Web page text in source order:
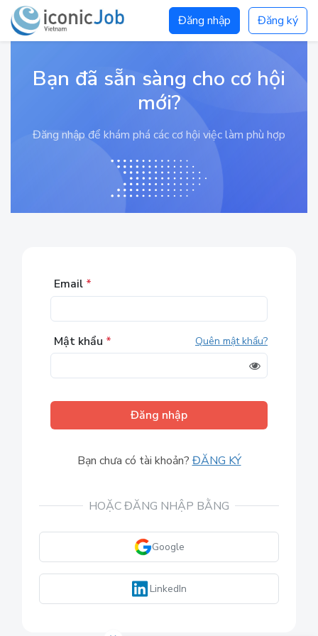
Đăng nhập Đăng ký
Bạn đã sẵn sàng cho cơ hội
mới?
Đăng nhập để khám phá các cơ hội việc làm phù hợp
Email *
Mật khẩu * Quên mật khẩu?
Đăng nhập
Bạn chưa có tài khoản? ĐĂNG KÝ
HOẶC ĐĂNG NHẬP BẰNG
Google
LinkedIn